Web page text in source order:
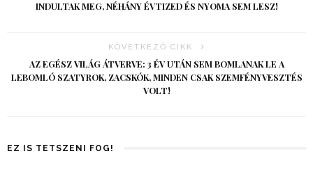
INDULTAK MEG, NÉHÁNY ÉVTIZED ÉS NYOMA SEM LESZ!
KÖVETKEZŐ CIKK
AZ EGÉSZ VILÁG ÁTVERVE: 3 ÉV UTÁN SEM BOMLANAK LE A
LEBOMLÓ SZATYROK, ZACSKÓK, MINDEN CSAK SZEMFÉNYVESZTÉS
VOLT!
EZ IS TETSZENI FOG!